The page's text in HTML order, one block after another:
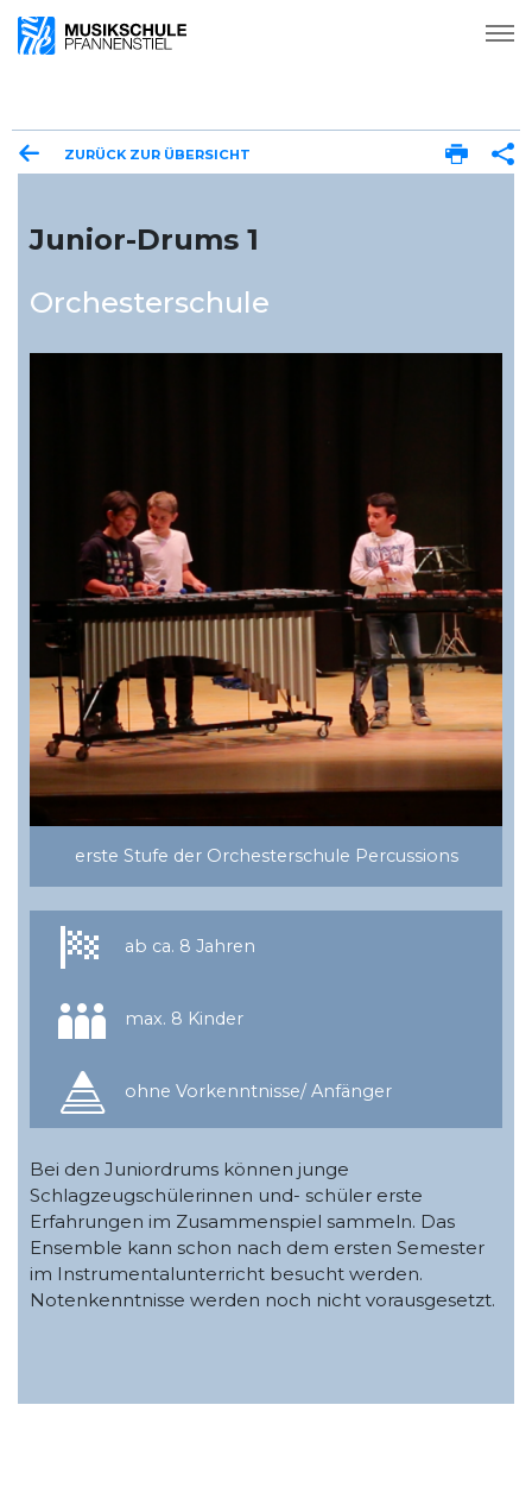
ZURÜCK ZUR ÜBERSICHT
Junior-Drums 1
Orchesterschule
erste Stufe der Orchesterschule Percussions
ab ca. 8 Jahren
max. 8 Kinder
ohne Vorkenntnisse/ Anfänger
Bei den Juniordrums können junge
Schlagzeugschülerinnen und- schüler erste
Erfahrungen im Zusammenspiel sammeln. Das
Ensemble kann schon nach dem ersten Semester
im Instrumentalunterricht besucht werden.
Notenkenntnisse werden noch nicht vorausgesetzt.